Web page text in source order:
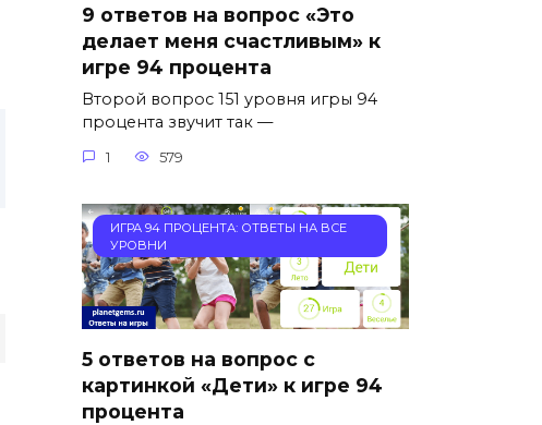
9 ответов на вопрос «Это
делает меня счастливым» к
игре 94 процента
Второй вопрос 151 уровня игры 94
процента звучит так —
1 579
ИГРА 94 ПРОЦЕНТА: ОТВЕТЫ НА ВСЕ
УРОВНИ
5 ответов на вопрос с
картинкой «Дети» к игре 94
процента